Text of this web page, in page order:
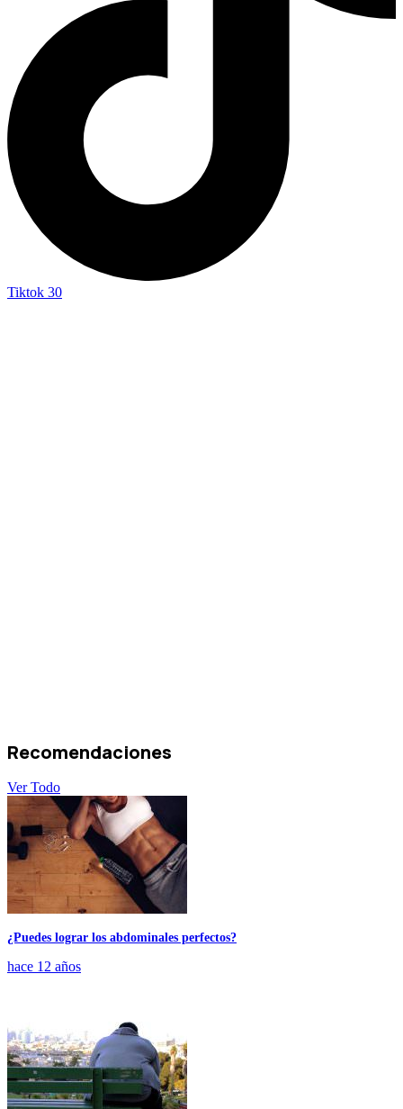
Tiktok 30
Recomendaciones
Ver Todo
¿Puedes lograr los abdominales perfectos?
hace 12 años